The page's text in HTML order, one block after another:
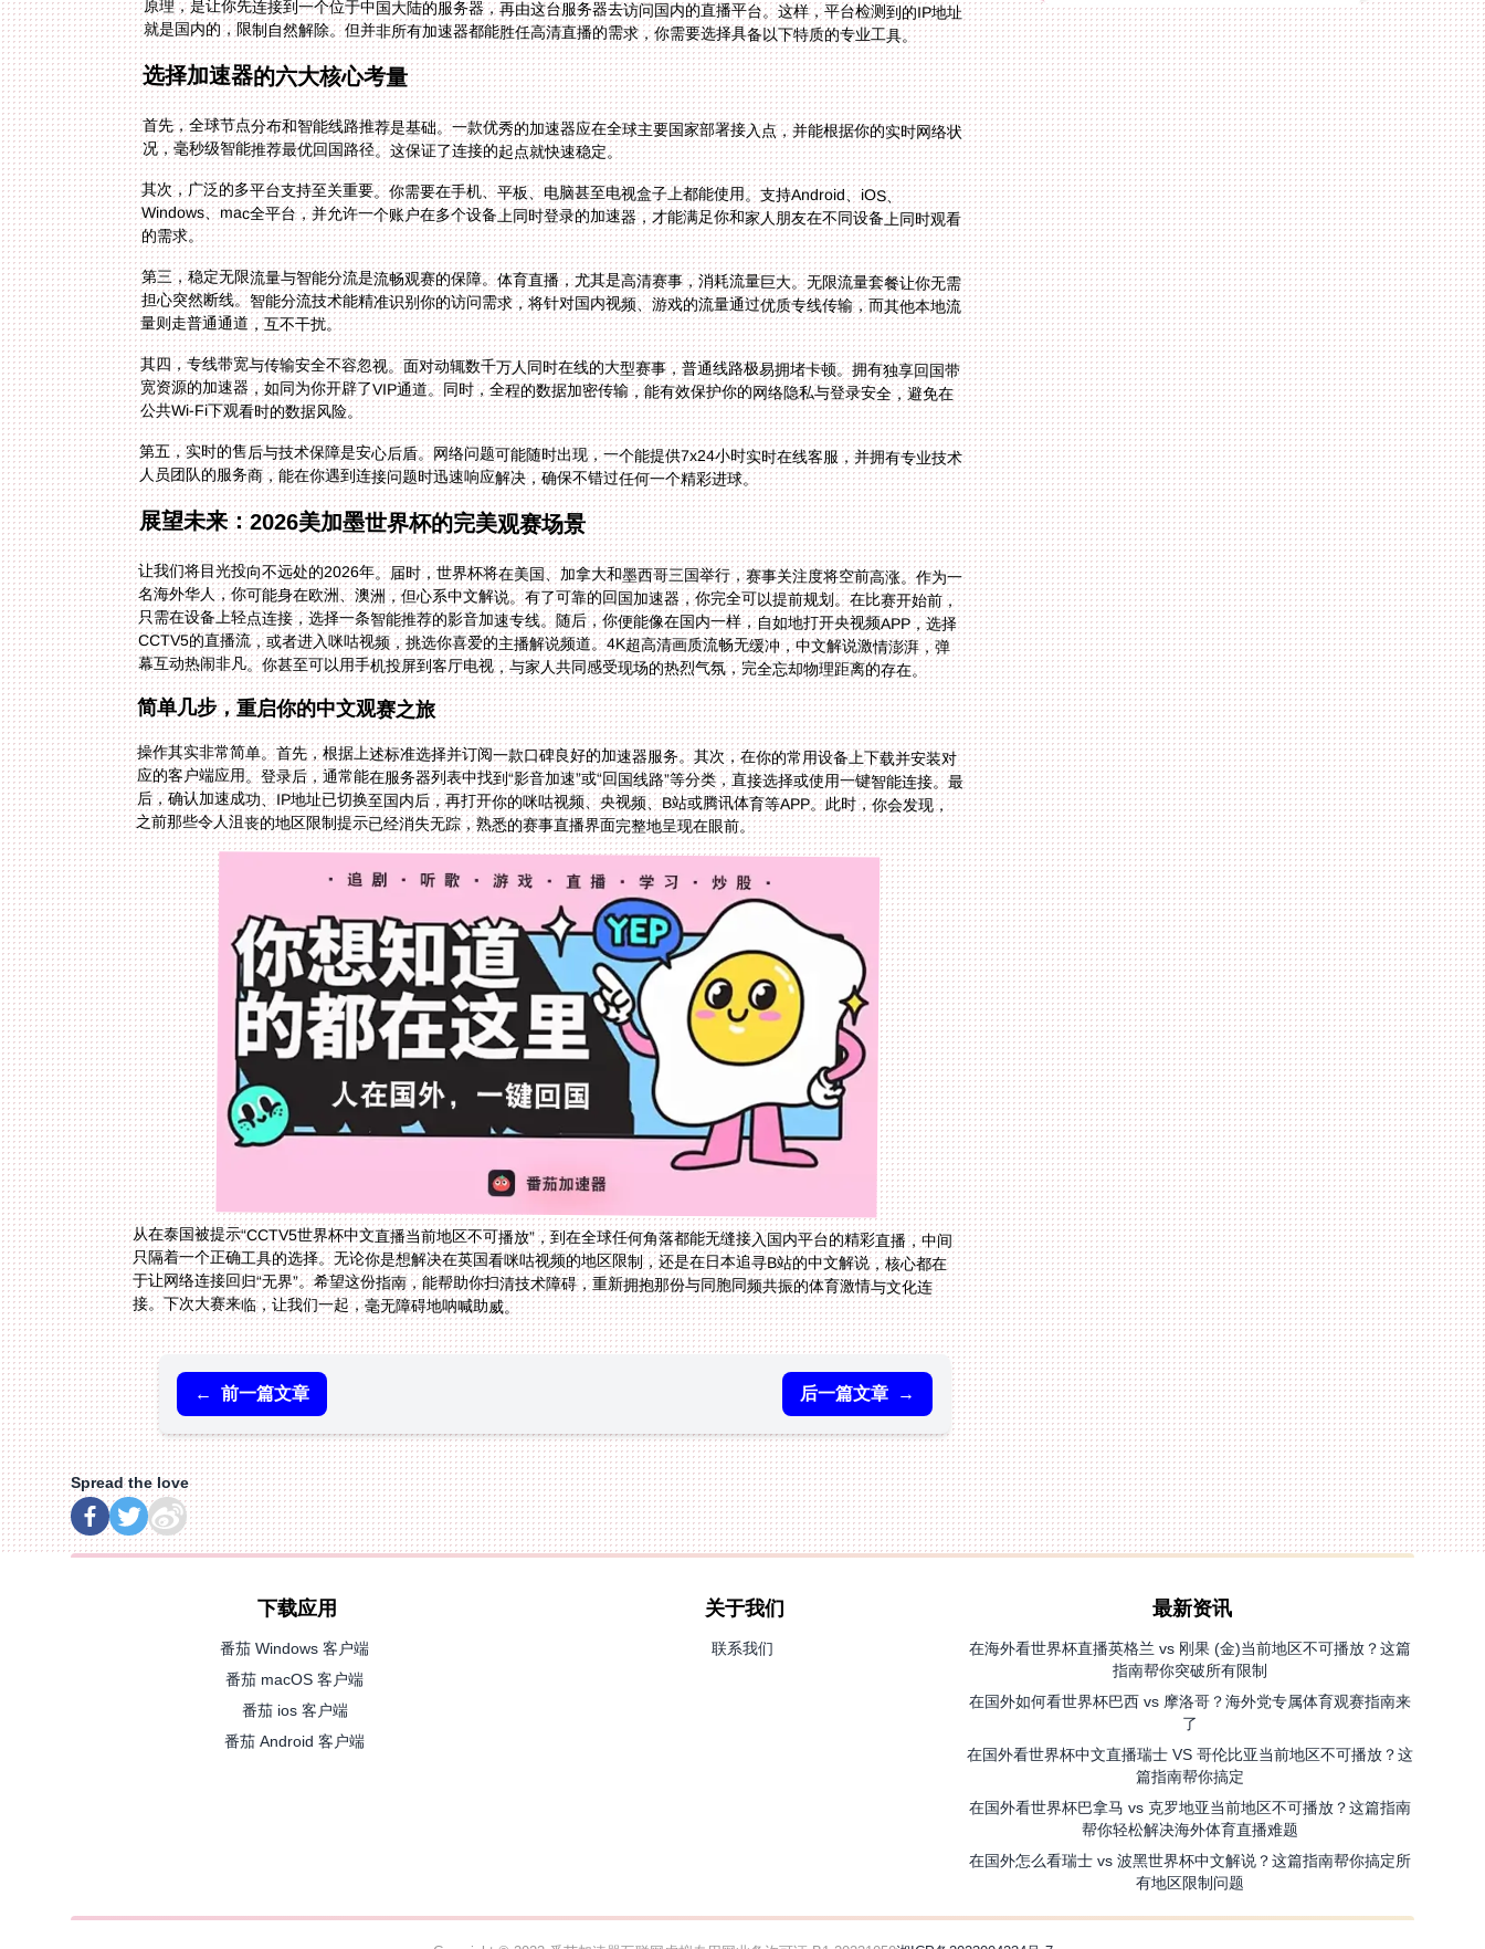
就是国内的，限制自然解除。但并非所有加速器都能胜任高清直播的需求，你需要选择具备以下特质的专业工具。
选择加速器的六大核心考量
首先，全球节点分布和智能线路推荐是基础。一款优秀的加速器应在全球主要国家部署接入点，并能根据你的实时网络状
况，毫秒级智能推荐最优回国路径。这保证了连接的起点就快速稳定。
其次，广泛的多平台支持至关重要。你需要在手机、平板、电脑甚至电视盒子上都能使用。支持Android、iOS、
Windows、mac全平台，并允许一个账户在多个设备上同时登录的加速器，才能满足你和家人朋友在不同设备上同时观看
的需求。
第三，稳定无限流量与智能分流是流畅观赛的保障。体育直播，尤其是高清赛事，消耗流量巨大。无限流量套餐让你无需
担心突然断线。智能分流技术能精准识别你的访问需求，将针对国内视频、游戏的流量通过优质专线传输，而其他本地流
量则走普通通道，互不干扰。
其四，专线带宽与传输安全不容忽视。面对动辄数千万人同时在线的大型赛事，普通线路极易拥堵卡顿。拥有独享回国带
宽资源的加速器，如同为你开辟了VIP通道。同时，全程的数据加密传输，能有效保护你的网络隐私与登录安全，避免在
公共Wi-Fi下观看时的数据风险。
第五，实时的售后与技术保障是安心后盾。网络问题可能随时出现，一个能提供7x24小时实时在线客服，并拥有专业技术
人员团队的服务商，能在你遇到连接问题时迅速响应解决，确保不错过任何一个精彩进球。
展望未来：2026美加墨世界杯的完美观赛场景
让我们将目光投向不远处的2026年。届时，世界杯将在美国、加拿大和墨西哥三国举行，赛事关注度将空前高涨。作为一
名海外华人，你可能身在欧洲、澳洲，但心系中文解说。有了可靠的回国加速器，你完全可以提前规划。在比赛开始前，
只需在设备上轻点连接，选择一条智能推荐的影音加速专线。随后，你便能像在国内一样，自如地打开央视频APP，选择
CCTV5的直播流，或者进入咪咕视频，挑选你喜爱的主播解说频道。4K超高清画质流畅无缓冲，中文解说激情澎湃，弹
幕互动热闹非凡。你甚至可以用手机投屏到客厅电视，与家人共同感受现场的热烈气氛，完全忘却物理距离的存在。
简单几步，重启你的中文观赛之旅
操作其实非常简单。首先，根据上述标准选择并订阅一款口碑良好的加速器服务。其次，在你的常用设备上下载并安装对
应的客户端应用。登录后，通常能在服务器列表中找到“影音加速”或“回国线路”等分类，直接选择或使用一键智能连接。最
后，确认加速成功、IP地址已切换至国内后，再打开你的咪咕视频、央视频、B站或腾讯体育等APP。此时，你会发现，
之前那些令人沮丧的地区限制提示已经消失无踪，熟悉的赛事直播界面完整地呈现在眼前。
从在泰国被提示“CCTV5世界杯中文直播当前地区不可播放”，到在全球任何角落都能无缝接入国内平台的精彩直播，中间
只隔着一个正确工具的选择。无论你是想解决在英国看咪咕视频的地区限制，还是在日本追寻B站的中文解说，核心都在
于让网络连接回归“无界”。希望这份指南，能帮助你扫清技术障碍，重新拥抱那份与同胞同频共振的体育激情与文化连
接。下次大赛来临，让我们一起，毫无障碍地呐喊助威。
← 前一篇文章 后一篇文章 →
Spread the love
下载应用
番茄 Windows 客户端
番茄 macOS 客户端
番茄 ios 客户端
番茄 Android 客户端
关于我们
联系我们
最新资讯
在海外看世界杯直播英格兰 vs 刚果 (金)当前地区不可播放？这篇
指南帮你突破所有限制
在国外如何看世界杯巴西 vs 摩洛哥？海外党专属体育观赛指南来
了
在国外看世界杯中文直播瑞士 VS 哥伦比亚当前地区不可播放？这
篇指南帮你搞定
在国外看世界杯巴拿马 vs 克罗地亚当前地区不可播放？这篇指南
帮你轻松解决海外体育直播难题
在国外怎么看瑞士 vs 波黑世界杯中文解说？这篇指南帮你搞定所
有地区限制问题